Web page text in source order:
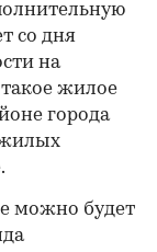
со дня
на
жилое
города
жилых
можно будет